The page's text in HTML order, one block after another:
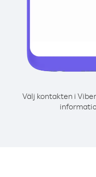
Välj kontakten i